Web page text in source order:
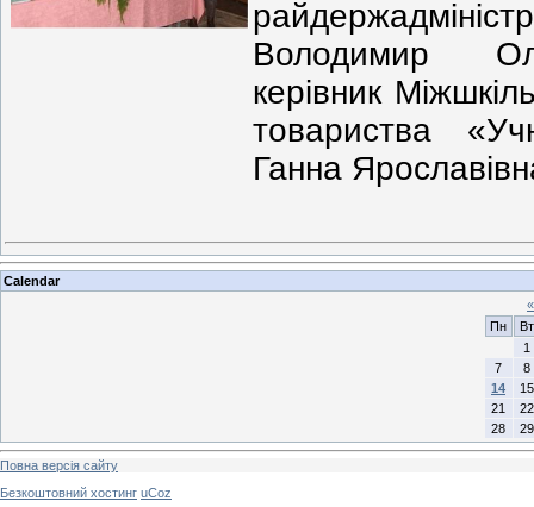
Володимир
керівник
товариства
Ганна
Calendar
«
Пн
Вт
1
7
8
14
15
21
22
28
29
Повна версія сайту
Безкоштовний хостинг uCoz